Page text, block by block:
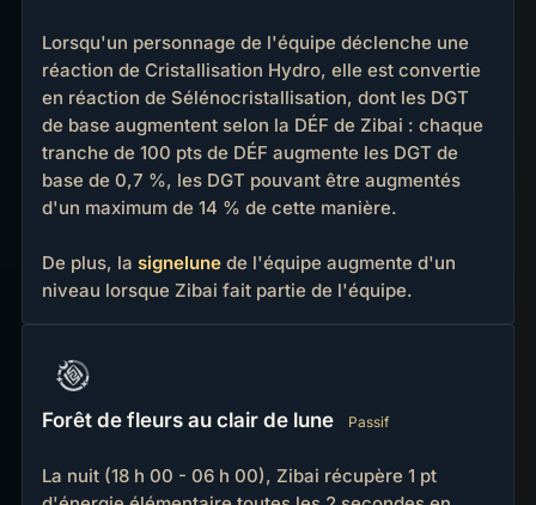
Lorsqu'un personnage de l'équipe déclenche une
réaction de Cristallisation Hydro, elle est convertie
en réaction de Sélénocristallisation, dont les DGT
de base augmentent selon la DÉF de Zibai : chaque
tranche de 100 pts de DÉF augmente les DGT de
base de 0,7 %, les DGT pouvant être augmentés
d'un maximum de 14 % de cette manière.
De plus, la signelunede l'équipe augmente d'un
niveau lorsque Zibai fait partie de l'équipe.
Forêt de fleurs au clair de lune Passif
La nuit (18 h 00 - 06 h 00), Zibai récupère 1 pt